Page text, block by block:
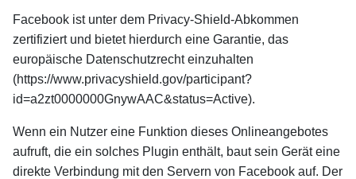
Facebook ist unter dem Privacy-Shield-Abkommen
zertifiziert und bietet hierdurch eine Garantie, das
europäische Datenschutzrecht einzuhalten
(https://www.privacyshield.gov/participant?
id=a2zt0000000GnywAAC&status=Active).
Wenn ein Nutzer eine Funktion dieses Onlineangebotes
aufruft, die ein solches Plugin enthält, baut sein Gerät eine
direkte Verbindung mit den Servern von Facebook auf. Der